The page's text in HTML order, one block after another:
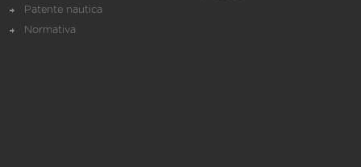
Patente nautica
Normativa